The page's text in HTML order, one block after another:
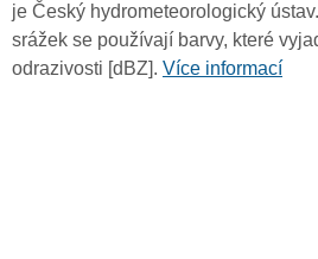
je Český hydrometeorologický
srážek se používají barvy, které
odrazivosti [dBZ]. Více informací